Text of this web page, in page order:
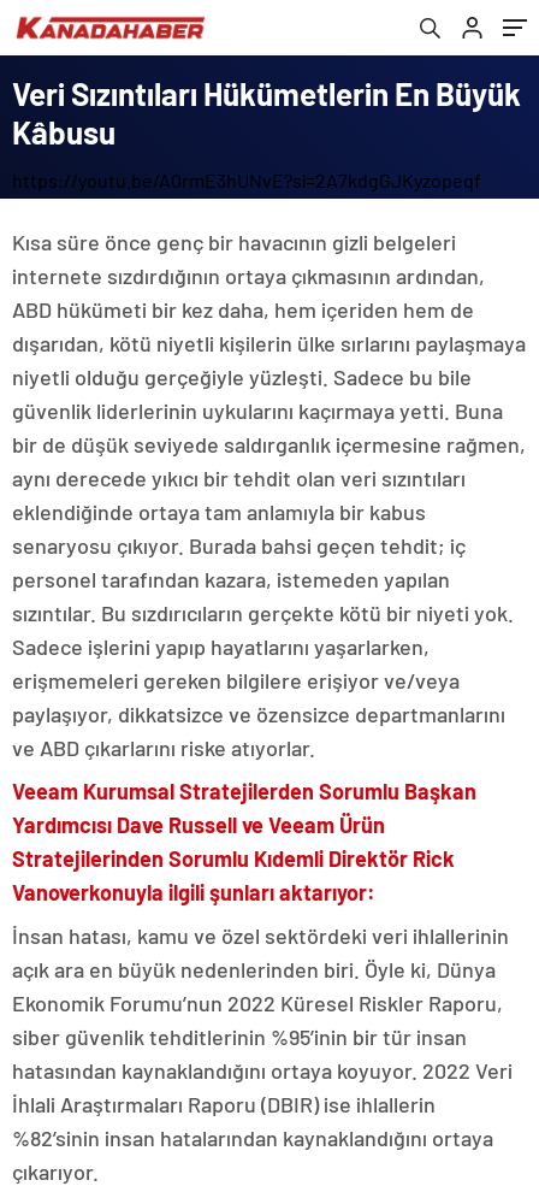
Veri Sızıntıları Hükümetlerin En Büyük
Kâbusu
https://youtu.be/A0rmE3hUNvE?si=2A7kdgGJKyzopeqf
Kısa süre önce genç bir havacının gizli belgeleri
internete sızdırdığının ortaya çıkmasının ardından,
ABD hükümeti bir kez daha, hem içeriden hem de
dışarıdan, kötü niyetli kişilerin ülke sırlarını paylaşmaya
niyetli olduğu gerçeğiyle yüzleşti. Sadece bu bile
güvenlik liderlerinin uykularını kaçırmaya yetti. Buna
bir de düşük seviyede saldırganlık içermesine rağmen,
aynı derecede yıkıcı bir tehdit olan veri sızıntıları
eklendiğinde ortaya tam anlamıyla bir kabus
senaryosu çıkıyor. Burada bahsi geçen tehdit; iç
personel tarafından kazara, istemeden yapılan
sızıntılar. Bu sızdırıcıların gerçekte kötü bir niyeti yok.
Sadece işlerini yapıp hayatlarını yaşarlarken,
erişmemeleri gereken bilgilere erişiyor ve/veya
paylaşıyor, dikkatsizce ve özensizce departmanlarını
ve ABD çıkarlarını riske atıyorlar.
Veeam Kurumsal Stratejilerden Sorumlu Başkan
Yardımcısı Dave Russell ve Veeam Ürün
Stratejilerinden Sorumlu Kıdemli Direktör Rick
Vanoverkonuyla ilgili şunları aktarıyor:
İnsan hatası, kamu ve özel sektördeki veri ihlallerinin
açık ara en büyük nedenlerinden biri. Öyle ki, Dünya
Ekonomik Forumu’nun 2022 Küresel Riskler Raporu,
siber güvenlik tehditlerinin %95’inin bir tür insan
hatasından kaynaklandığını ortaya koyuyor. 2022 Veri
İhlali Araştırmaları Raporu (DBIR) ise ihlallerin
%82’sinin insan hatalarından kaynaklandığını ortaya
çıkarıyor.